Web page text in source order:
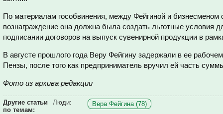
По материалам гособвинения, между Фейгиной и бизнесменом
вознаграждение она должна была создать льготные условия
подписании договоров на выпуск сувенирной продукции в
В августе прошлого года Веру Фейгину задержали в ее
Пензы, после того как предприниматель вручил ей часть
Фото из архива редакции
Другие статьи
по темам:
Люди: Вера Фейгина (78)